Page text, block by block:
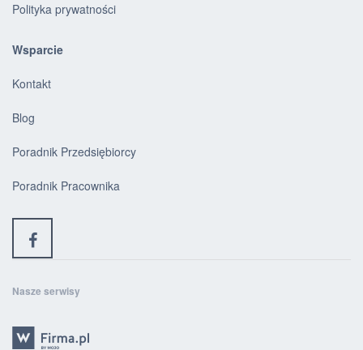
Polityka prywatności
Wsparcie
Kontakt
Blog
Poradnik Przedsiębiorcy
Poradnik Pracownika
Nasze serwisy